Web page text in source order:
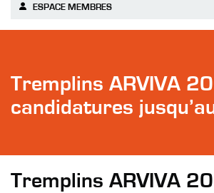
ESPACE MEMBRES
Tremplins ARVIVA
candidatures
Tremplins ARVIVA